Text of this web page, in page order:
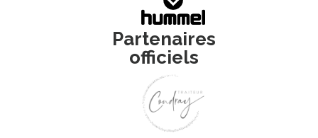
Partenaires
officiels